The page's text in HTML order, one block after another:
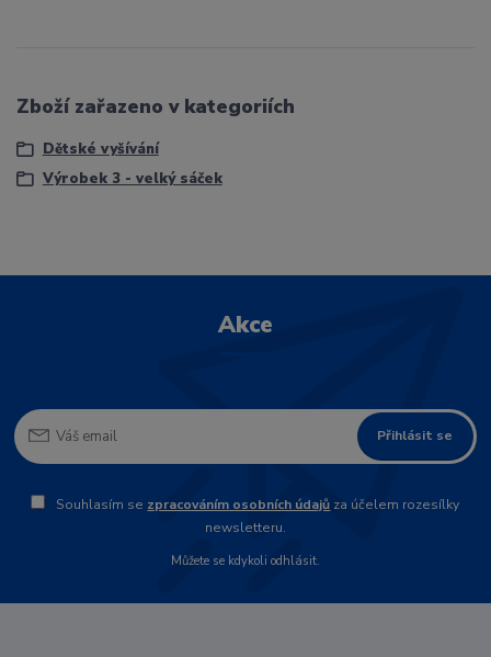
Zboží zařazeno v kategoriích
Dětské vyšívání
Výrobek 3 - velký sáček
Akce
Přihlásit se
Souhlasím se zpracováním osobních údajů za účelem rozesílky
newsletteru.
Můžete se kdykoli odhlásit.